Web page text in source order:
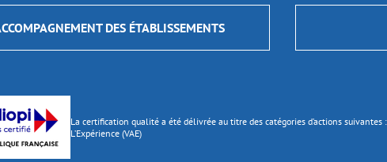
DES ÉTABLISSEMENTS
La certification qualité a été délivrée au titre des catégories d’actions
L’Expérience (VAE)